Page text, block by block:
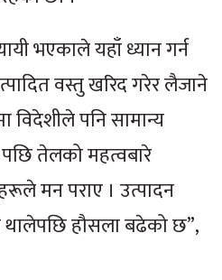
भएकाले यहाँ ध्यान गर्न
वस्तु खरिद गरेर लैजाने
पनि सामान्य
तेलको महत्वबारे
मन पराए । उत्पादन
थालेपछि हौसला बढेको छ”,